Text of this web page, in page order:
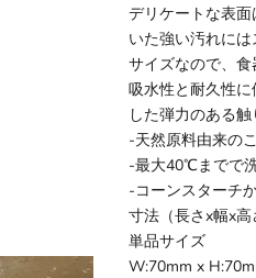
デリケートな表
いた強い汚れに
サイズなので、
吸水性と耐久性
した弾力のある触
-天然原料由来の
-最大40℃までで
-コーンスターチ
寸法（長さx幅x
単品サイズ
W:70mm x